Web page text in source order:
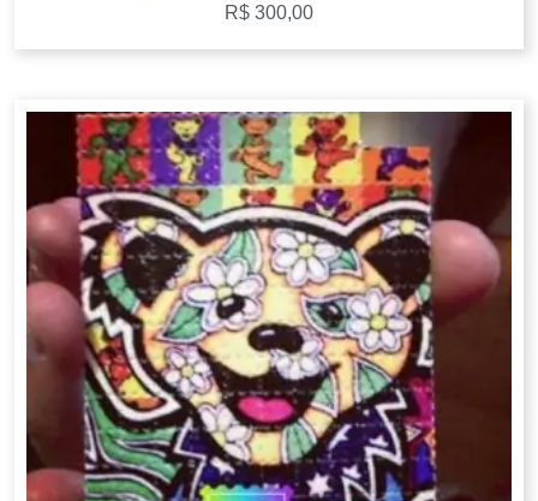
R$ 300,00